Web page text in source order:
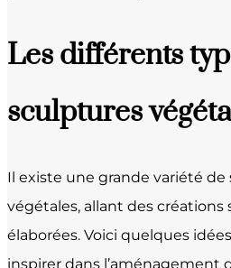
Les différents
sculptures
Il existe une grande variété
végétales, allant des créations
élaborées. Voici quelques
inspirer dans l’aménagement